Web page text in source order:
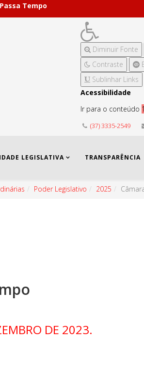
Tempo
Diminuir Fonte
Contraste
Sublinhar Links
Acessibilidade
Ir para o conteúdo 1
(37) 3335-2549
LEGISLATIVA TRANSPARÊNCIA
Poder Legislativo 2025
DE 2023.